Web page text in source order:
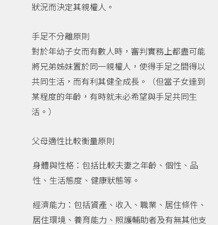
狀況而決定其親權人。
手足不分離原則
對於年幼子女而有數人時，審判實務上都盡可能
將兄弟姊妹置於同一親權人，使得手足之間得以
共同生活，而有利其健全成長。（但當子女達到
某程度的年齡，有時就未必希望與手足共同生
活。）
父母適性比較衡量原則
身體與性格：包括比較夫妻之年齡、個性、品
性、生活態度、健康狀態等。
經濟能力：包括資產、收入、職業、居住條件、
居住環境、養育能力、照護輔助者及有無其他支